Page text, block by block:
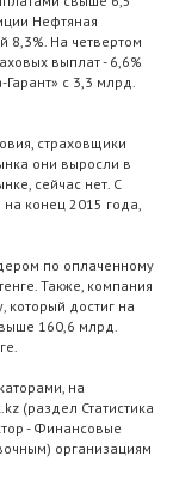
Нефтяная
8,3%. На четвертом
выплат - 6,6%
с 3,3 млрд.
страховщики
они выросли в
сейчас нет. С
на конец 2015 года,
по оплаченному
Также, компания
который достиг на
160,6 млрд.
на
(раздел Статистика
- Финансовые
организациям